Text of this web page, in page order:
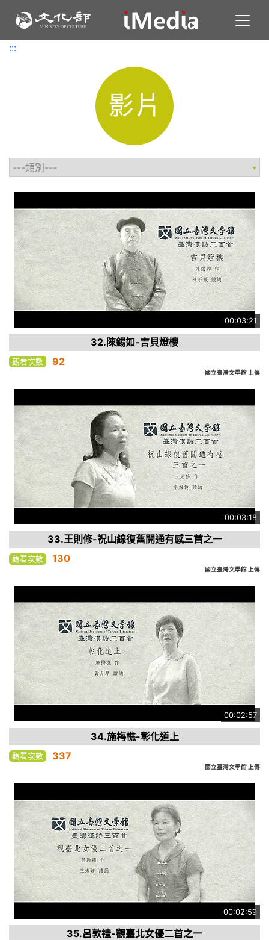
:::
:::
影片
00:03:21
32.陳錫如-吉貝燈樓
觀看次數 92
國立臺灣文學館 上傳
00:03:18
33.王則修-祝山線復舊開通有感三首之一
觀看次數 130
國立臺灣文學館 上傳
00:02:57
34.施梅樵-彰化道上
觀看次數 337
國立臺灣文學館 上傳
00:02:59
35.呂敦禮-觀臺北女優二首之一